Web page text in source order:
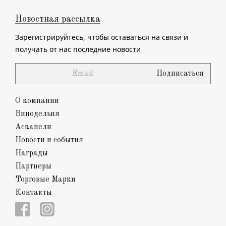
Новостная рассылка
Зарегистрируйтесь, чтобы оставаться на связи и
получать от нас последние новости
Подписаться
О компании
Винодельня
Асканели
Новости и события
Награды
Партнеры
Торговые Марки
Контакты